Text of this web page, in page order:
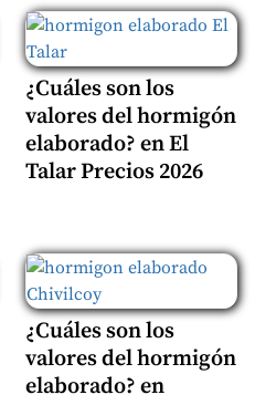
¿Cuáles son los
valores del hormigón
elaborado? en El
Talar Precios 2026
¿Cuáles son los
valores del hormigón
elaborado? en